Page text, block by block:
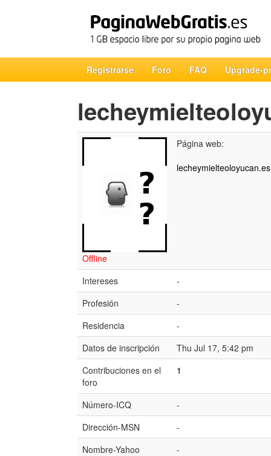
Registrarse Foro FAQ Upgrade-
Offline
Página web:
Intereses
-
Profesión
-
Residencia
-
Datos de inscripción
Thu Jul 17, 5:42 pm
Contribuciones en el
foro
1
Número-ICQ
-
Dirección-MSN
-
Nombre-Yahoo
-